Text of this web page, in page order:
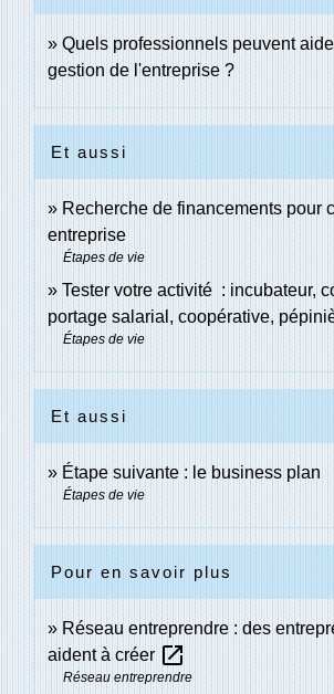
Quels professionnels peuvent
gestion de l'entreprise ?
Et aussi
Recherche de financements pour
entreprise
Étapes de vie
Tester votre activité : incubateur,
portage salarial, coopérative,
Étapes de vie
Et aussi
Étape suivante : le business plan
Étapes de vie
Pour en savoir plus
Réseau entreprendre : des
aident à créer open_in_new
Réseau entreprendre